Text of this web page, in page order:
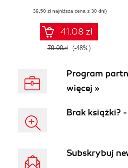
(39,50 zł najniższa cena z 30 dni)
41.08 zł
79.00zł (-48%)
Program
więcej »
Brak książki?
Subskrybuj